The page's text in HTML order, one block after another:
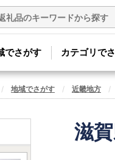
でさがす カテゴリで
地域でさがす 近畿地方
滋